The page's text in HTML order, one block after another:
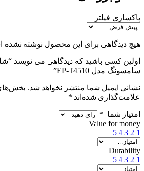
پاکسازی فیلتر
هیچ دیدگاهی برای این محصول نوشته نشده
سامسونگ مدل EP-T4510”
نشانی ایمیل شما منتشر نخواهد شد. بخش‌های
علامت‌گذاری شده‌اند *
امتیاز شما *
Value for money
1
2
3
4
5
Durability
1
2
3
4
5